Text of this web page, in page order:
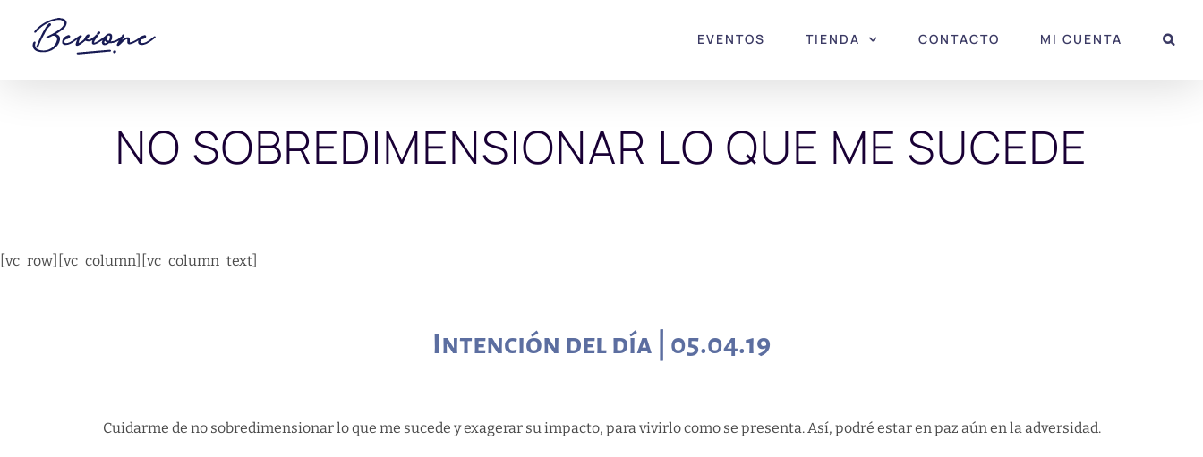
contenido
EVENTOS TIENDA CONTACTO MI CUENTA
NO SOBREDIMENSIONAR LO QUE ME SUCEDE
[vc_row][vc_column][vc_column_text]
Intención del día | 05.04.19
Cuidarme de no sobredimensionar lo que me sucede y exagerar su impacto, para vivirlo como se presenta. Así, podré estar en paz aún en la adversidad.